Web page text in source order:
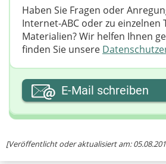
[Veröffentlicht oder aktualisiert am:
Haben Sie Fragen oder
Internet-ABC oder zu einzelnen
Materialien? Wir helfen Ihnen
finden Sie unsere
Ihre E-Mail-Adresse
E-Mail schreiben